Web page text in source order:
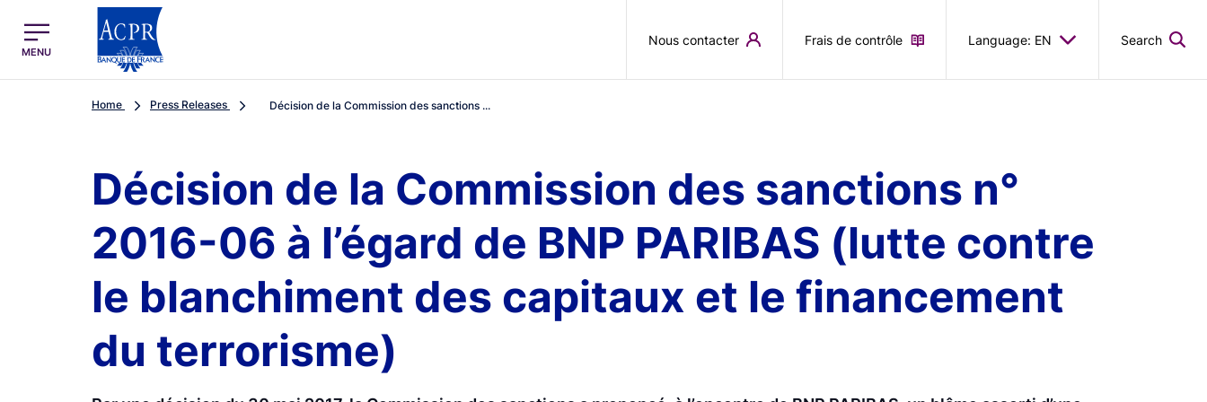
ACPR Menu Principal (English)
MENU
Nous contacter Frais de contrôle Language: EN Search
Home Press Releases Décision de la Commission des sanctions ...
Décision de la Commission des sanctions n°
2016-06 à l’égard de BNP PARIBAS (lutte contre
le blanchiment des capitaux et le financement
du terrorisme)